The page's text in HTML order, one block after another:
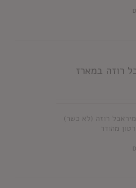
רוזה במארז
רוזה (לא כשר)
מהודר